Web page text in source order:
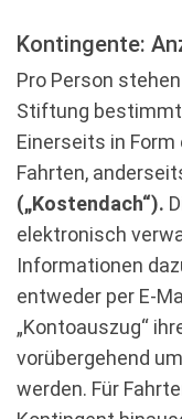
Kontingente:
Pro Person
Stiftung
Einerseits in
Fahrten,
(„Kostendach“).
elektronisch
Informationen
entweder per E-
„Kontoauszug“
vorübergehend
werden. Für